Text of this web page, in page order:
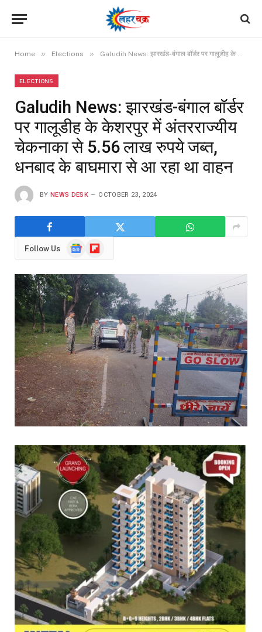
Home » Elections » Galudih News: झारखंड-बंगाल बॉर्डर पर गालूडीह के केशरपुर में अंतरराज्यीय चेकनाका से 5.56 लाख रुपये जब्त, धनबाद के बाघमारा से आ रहा था वाहन
ELECTIONS
Galudih News: झारखंड-बंगाल बॉर्डर
पर गालूडीह के केशरपुर में अंतरराज्यीय
चेकनाका से 5.56 लाख रुपये जब्त,
धनबाद के बाघमारा से आ रहा था वाहन
BY NEWS DESK OCTOBER 23, 2024
Follow Us
GoogleFlipboard